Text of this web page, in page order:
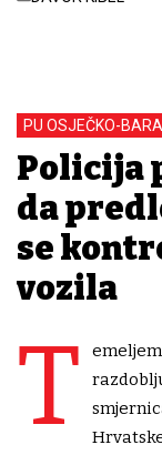
PU OSJEČKO-
Policija
da
se
vozila
T